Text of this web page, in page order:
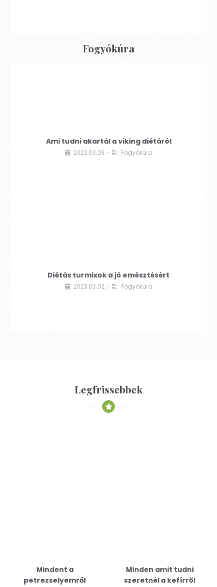
Fogyókúra
Ami tudni akartál a viking diétáról
2023.03.03. • Fogyókúra
Diétás turmixok a jó emésztésért
2023.03.02. • Fogyókúra
Legfrissebbek
Mindent a
petrezselyemről
Minden amit tudni
szeretnél a kefírről